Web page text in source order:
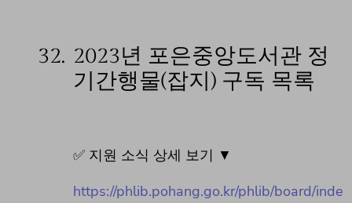
32. 2023년 포은중앙도서관 정
기간행물(잡지) 구독 목록
✅ 지원 소식 상세 보기 ▼
https://phlib.pohang.go.kr/phlib/board/inde